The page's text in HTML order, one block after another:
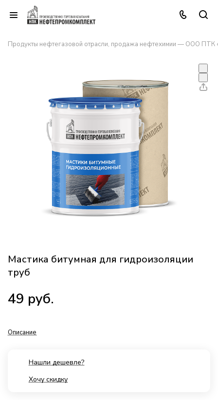
Продукты нефтегазовой отрасли, продажа нефтехимии — ООО ПТК
Мастика битумная для гидроизоляции
труб
49 руб.
Описание
Нашли дешевле?
Хочу скидку